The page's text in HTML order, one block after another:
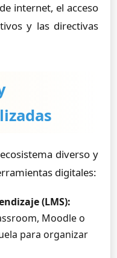
internet, el acceso
y las directivas
diverso y
digitales:
(LMS):
Moodle o
para organizar